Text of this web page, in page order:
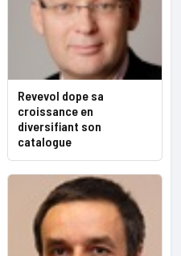
Revevol dope sa
croissance en
diversifiant son
catalogue